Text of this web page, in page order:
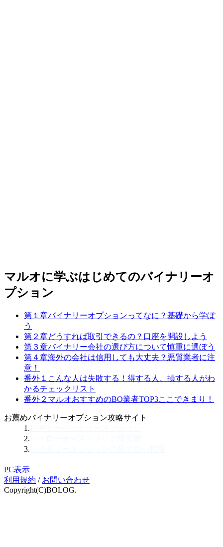
マルオに学ぶはじめてのバイナリーオ
プション
第１章バイナリーオプションってなに？ 基礎から学ぼ
う
第２章どうすれば取引できるの？ 口座を開設しよう
第３章バイナリー会社の選び方について慎重に選ぼう
第４章海外の会社は信用しても大丈夫？ 悪質業者に注
意！
番外１ こんな人は失敗する！ 得する人、損する人がわ
かるチェックリスト
番外２ マルオおすすめのBO業者TOP3ここできまり！
お薦めバイナリーオプション攻略サイト
1.
2.
3.
PC表示
利用規約 / お問い合わせ
Copyright(C)BOLOG.